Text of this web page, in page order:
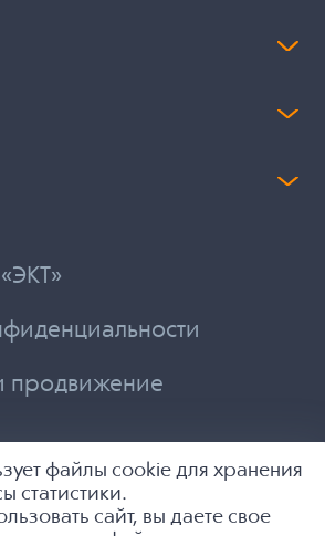
продвижение
файлы cookie для хранения
статистики.
сайт, вы даете свое